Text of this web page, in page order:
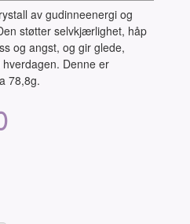
av gudinneenergi og
støtter selvkjærlighet, håp
og angst, og gir glede,
Denne er
78,8g.